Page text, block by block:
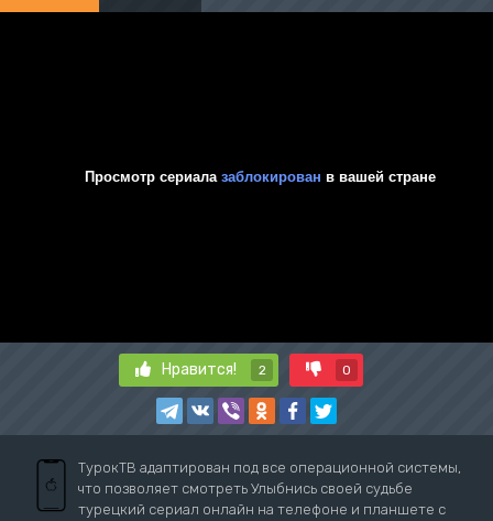
Нравится! 2 0
ТурокТВ адаптирован под все операционной системы,
что позволяет смотреть Улыбнись своей судьбе
турецкий сериал онлайн на телефоне и планшете с